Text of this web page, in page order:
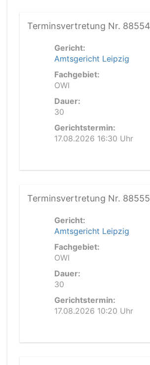
Terminsvertretung Nr.
Gericht:
Amtsgericht Leipzig
Fachgebiet:
OWI
Dauer:
30
Gerichtstermin:
17.08.2026 16:30 Uhr
Terminsvertretung Nr.
Gericht:
Amtsgericht Leipzig
Fachgebiet:
OWI
Dauer:
30
Gerichtstermin:
17.08.2026 10:20 Uhr